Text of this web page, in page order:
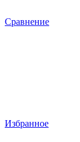
Сравнение
Избранное